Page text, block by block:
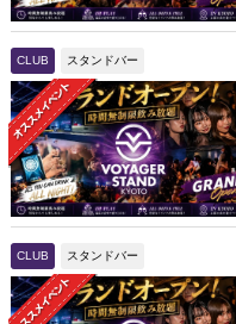
CLUB スタンドバー
CLUB スタンドバー